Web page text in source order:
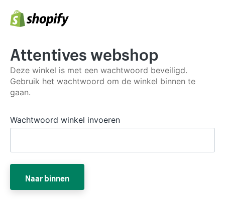
Attentives webshop
Deze winkel is met een wachtwoord beveiligd.
Gebruik het wachtwoord om de winkel binnen te
gaan.
Wachtwoord winkel invoeren
Naar binnen